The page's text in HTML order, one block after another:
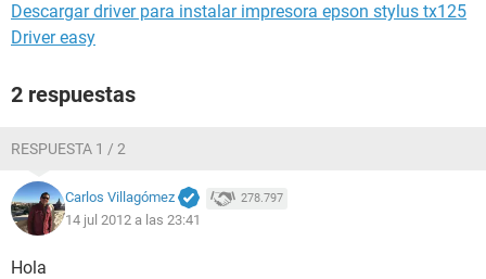
Descargar driver para instalar impresora epson stylus tx125
Driver easy
2 respuestas
RESPUESTA 1 / 2
Carlos Villagómez 278.797
14 jul 2012 a las 23:41
Hola